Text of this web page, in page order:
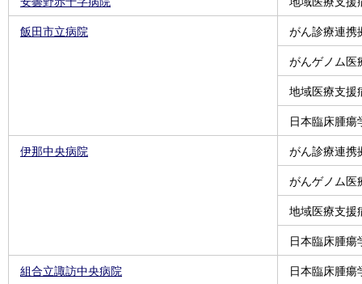
飯田市立病院 がん診療連携
がんゲノム医
地域医療支援
日本臨床腫瘍
伊那中央病院 がん診療連携
がんゲノム医
地域医療支援
日本臨床腫瘍
組合立諏訪中央病院 日本臨床腫瘍